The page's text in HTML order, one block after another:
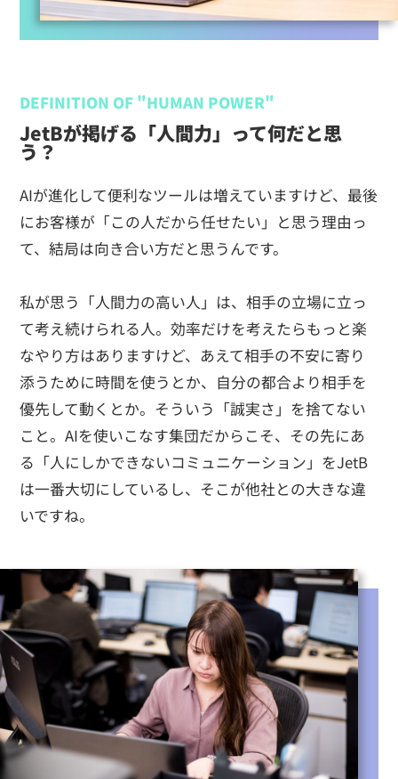
DEFINITION OF "HUMAN POWER"
JetBが掲げる「人間力」って何だと思
う？
AIが進化して便利なツールは増えていますけど、最後
にお客様が「この人だから任せたい」と思う理由っ
て、結局は向き合い方だと思うんです。
私が思う「人間力の高い人」は、相手の立場に立っ
て考え続けられる人。効率だけを考えたらもっと楽
なやり方はありますけど、あえて相手の不安に寄り
添うために時間を使うとか、自分の都合より相手を
優先して動くとか。そういう「誠実さ」を捨てない
こと。AIを使いこなす集団だからこそ、その先にあ
る「人にしかできないコミュニケーション」をJetB
は一番大切にしているし、そこが他社との大きな違
いですね。